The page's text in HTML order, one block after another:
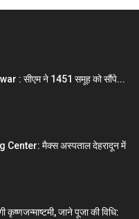
: सीएम ने 1451 समूह को सौंपे...
मैक्स अस्पताल देहरादून में
जाने पूजा की विधि: